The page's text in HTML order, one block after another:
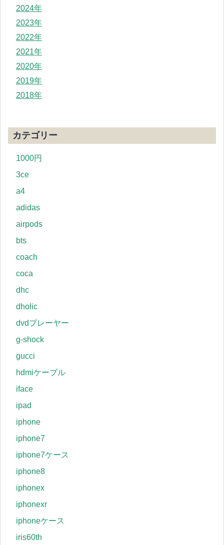
2024年
2023年
2022年
2021年
2020年
2019年
2018年
カテゴリー
1000円
3ce
a4
adidas
airpods
bts
coach
coca
dhc
dholic
dvdプレーヤー
g-shock
gucci
hdmiケーブル
iface
ipad
iphone
iphone7
iphone7ケース
iphone8
iphonex
iphonexr
iphoneケース
iris60th